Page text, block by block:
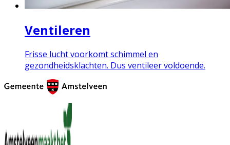
Ventileren
Frisse lucht voorkomt schimmel en
gezondheidsklachten. Dus ventileer voldoende.